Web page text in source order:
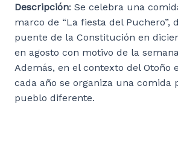
Descripción: Se celebra una
marco de “La fiesta del Puchero”,
puente de la Constitución en
en agosto con motivo de la
Además, en el contexto del Otoño
cada año se organiza una comida
pueblo diferente.